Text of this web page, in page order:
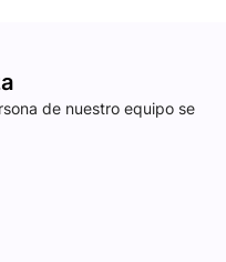
de nuestro equipo se